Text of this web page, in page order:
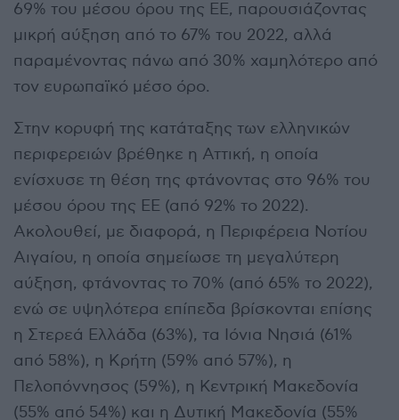
69% του μέσου όρου της ΕΕ, παρουσιάζοντας
μικρή αύξηση από το 67% του 2022, αλλά
παραμένοντας πάνω από 30% χαμηλότερο από
τον ευρωπαϊκό μέσο όρο.
Στην κορυφή της κατάταξης των ελληνικών
περιφερειών βρέθηκε η Αττική, η οποία
ενίσχυσε τη θέση της φτάνοντας στο 96% του
μέσου όρου της ΕΕ (από 92% το 2022).
Ακολουθεί, με διαφορά, η Περιφέρεια Νοτίου
Αιγαίου, η οποία σημείωσε τη μεγαλύτερη
αύξηση, φτάνοντας το 70% (από 65% το 2022),
ενώ σε υψηλότερα επίπεδα βρίσκονται επίσης
η Στερεά Ελλάδα (63%), τα Ιόνια Νησιά (61%
από 58%), η Κρήτη (59% από 57%), η
Πελοπόννησος (59%), η Κεντρική Μακεδονία
(55% από 54%) και η Δυτική Μακεδονία (55%